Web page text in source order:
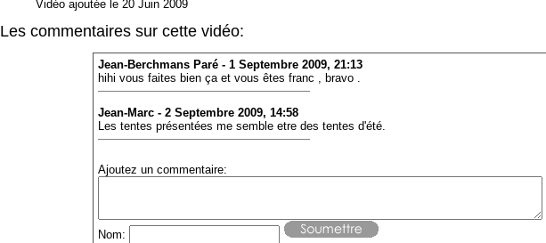
Vidéo ajoutée le 20 Juin 2009
Les commentaires sur cette vidéo:
Jean-Berchmans Paré - 1 Septembre 2009, 21:13
hihi vous faites bien ça et vous êtes franc , bravo .
Jean-Marc - 2 Septembre 2009, 14:58
Les tentes présentées me semble etre des tentes d'été.
Ajoutez un commentaire:
Nom: